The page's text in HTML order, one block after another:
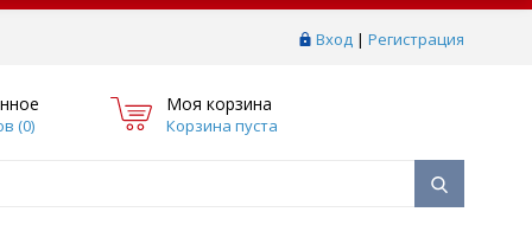
Вход | Регистрация
(0)
Моя корзина
Корзина пуста